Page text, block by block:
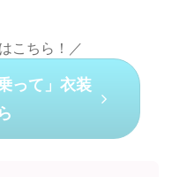
こちら！／
って」衣装